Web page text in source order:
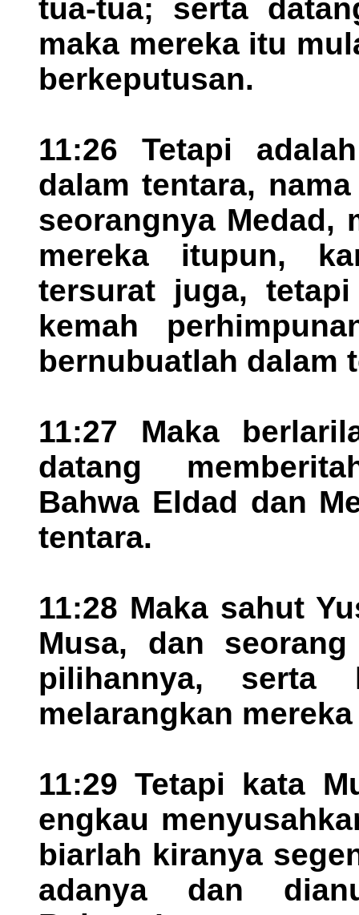
tua-tua; serta
maka mereka itu
berkeputusan.
11:26 Tetapi
dalam tentara,
seorangnya Medad,
mereka itupun,
tersurat juga,
kemah
bernubuatlah dalam
11:27 Maka
datang
Bahwa Eldad dan
tentara.
11:28 Maka sahut
Musa, dan
pilihannya, serta
melarangkan
11:29 Tetapi kata
engkau
biarlah kiranya
adanya dan